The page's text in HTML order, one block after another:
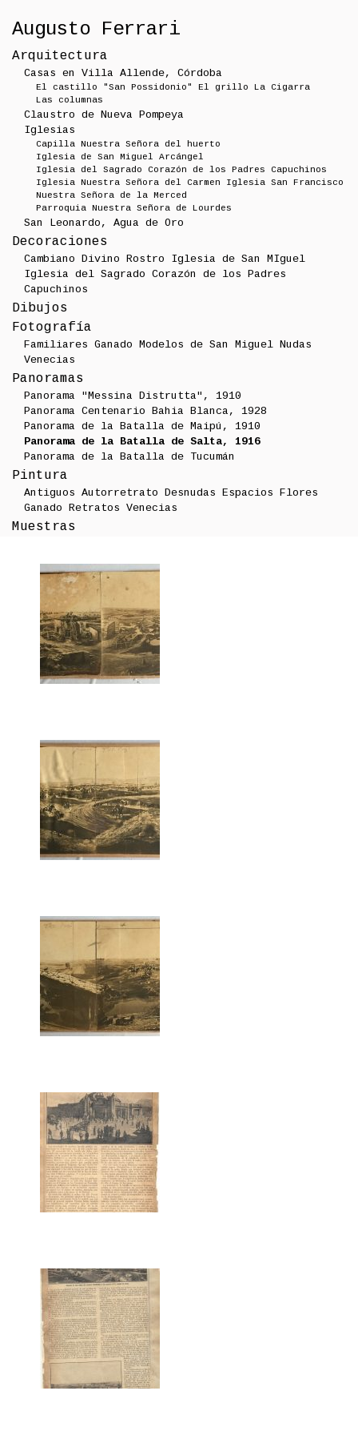
Augusto Ferrari
Arquitectura
Casas en Villa Allende, Córdoba
El castillo "San Possidonio" El grillo
La Cigarra
Las columnas
Claustro de Nueva Pompeya
Iglesias
Capilla Nuestra Señora del huerto
Iglesia de San Miguel Arcángel
Iglesia del Sagrado Corazón de los Padres Capuchinos
Iglesia Nuestra Señora del Carmen
Iglesia San Francisco
Nuestra Señora de la Merced
Parroquia Nuestra Señora de Lourdes
San Leonardo, Agua de Oro
Decoraciones
Cambiano Divino Rostro
Iglesia de San MIguel
Iglesia del Sagrado Corazón de los Padres
Capuchinos
Dibujos
Fotografía
Familiares Ganado Modelos de San Miguel Nudas
Venecias
Panoramas
Panorama "Messina Distrutta", 1910
Panorama Centenario Bahia Blanca, 1928
Panorama de la Batalla de Maipú, 1910
Panorama de la Batalla de Salta, 1916
Panorama de la Batalla de Tucumán
Pintura
Antiguos Autorretrato Desnudas Espacios Flores
Ganado Retratos Venecias
Muestras